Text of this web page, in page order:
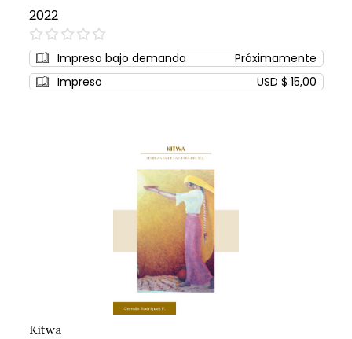
2022
0%
Impreso bajo demanda
Próximamente
Impreso
USD $ 15,00
Kitwa